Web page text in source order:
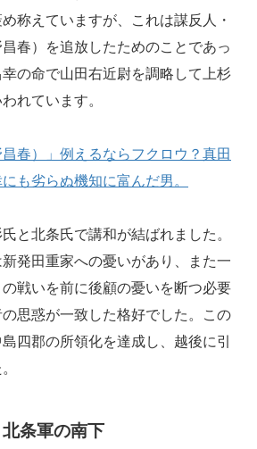
称えていますが、これは謀反人・
春）を追放したためのことであっ
の命で山田右近尉を調略して上杉
れています。
昌春）」例えるならフクロウ？真田
も劣らぬ機知に富んだ男。
と北条氏で講和が結ばれました。
発田重家への憂いがあり、また一
戦いを前に後顧の憂いを断つ必要
思惑が一致した格好でした。この
四郡の所領化を達成し、越後に引
条軍の南下